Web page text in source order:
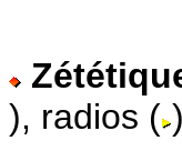
), radios (